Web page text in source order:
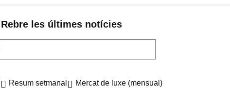
Rebre les últimes notícies
Resum setmanal Mercat de luxe (mensual)